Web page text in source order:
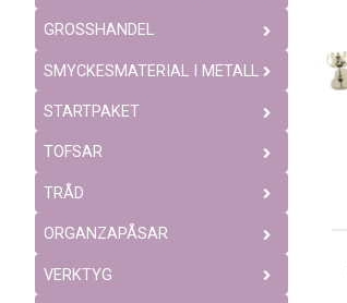
GROSSHANDEL
SMYCKESMATERIAL I METALL
STARTPAKET
TOFSAR
TRÅD
ORGANZAPÅSAR
VERKTYG